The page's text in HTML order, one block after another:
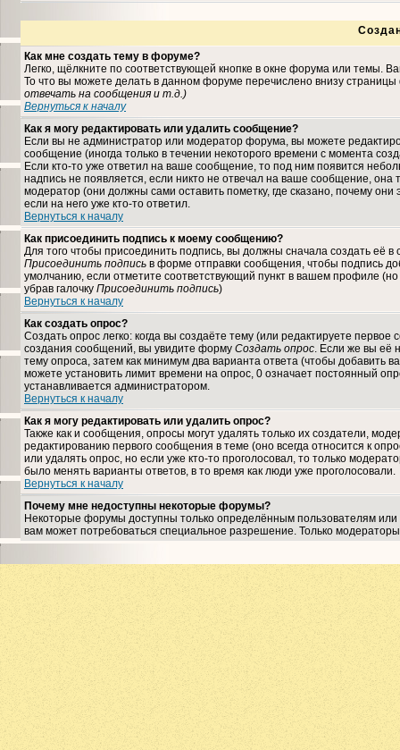
Как мне создать тему в форуме?
Легко, щёлкните по соответствующей кнопке в окне форума или темы.
То что вы можете делать в данном форуме перечислено внизу
отвечать на сообщения и т.д.)
Вернуться к началу
Как я могу редактировать или удалить сообщение?
Если вы не администратор или модератор форума, вы можете
сообщение (иногда только в течении некоторого времени с момента
Если кто-то уже ответил на ваше сообщение, то под ним появится
надпись не появляется, если никто не отвечал на ваше сообщение,
модератор (они должны сами оставить пометку, где сказано, почему
если на него уже кто-то ответил.
Вернуться к началу
Как присоединить подпись к моему сообщению?
Для того чтобы присоединить подпись, вы должны сначала создать её
Присоединить подпись в форме отправки сообщения, чтобы подпись
умолчанию, если отметите соответствующий пункт в вашем профиле
убрав галочку Присоединить подпись)
Вернуться к началу
Как создать опрос?
Создать опрос легко: когда вы создаёте тему (или редактируете
создания сообщений, вы увидите форму Создать опрос. Если же вы её
тему опроса, затем как минимум два варианта ответа (чтобы добавить
можете установить лимит времени на опрос, 0 означает постоянный
устанавливается администратором.
Вернуться к началу
Как я могу редактировать или удалить опрос?
Также как и сообщения, опросы могут удалять только их создатели,
редактированию первого сообщения в теме (оно всегда относится к
или удалять опрос, но если уже кто-то проголосовал, то только
было менять варианты ответов, в то время как люди уже проголосовали.
Вернуться к началу
Почему мне недоступны некоторые форумы?
Некоторые форумы доступны только определённым пользователям
вам может потребоваться специальное разрешение. Только